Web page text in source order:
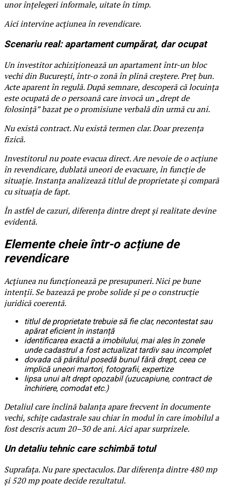
unor înțelegeri informale, uitate în timp.
Aici intervine acțiunea în revendicare.
Scenariu real: apartament cumpărat, dar ocupat
Un investitor achiziționează un apartament într-un bloc
vechi din București, într-o zonă în plină creștere. Preț bun.
Acte aparent în regulă. După semnare, descoperă că locuința
este ocupată de o persoană care invocă un „drept de
folosință” bazat pe o promisiune verbală din urmă cu ani.
Nu există contract. Nu există termen clar. Doar prezența
fizică.
Investitorul nu poate evacua direct. Are nevoie de o acțiune
în revendicare, dublată uneori de evacuare, în funcție de
situație. Instanța analizează titlul de proprietate și compară
cu situația de fapt.
În astfel de cazuri, diferența dintre drept și realitate devine
evidentă.
Elemente cheie într-o acțiune de
revendicare
Acțiunea nu funcționează pe presupuneri. Nici pe bune
intenții. Se bazează pe probe solide și pe o construcție
juridică coerentă.
titlul de proprietate trebuie să fie clar, necontestat sau
apărat eficient în instanță
identificarea exactă a imobilului, mai ales în zonele
unde cadastrul a fost actualizat tardiv sau incomplet
dovada că pârâtul posedă bunul fără drept, ceea ce
implică uneori martori, fotografii, expertize
lipsa unui alt drept opozabil (uzucapiune, contract de
închiriere, comodat etc.)
Detaliul care înclină balanța apare frecvent în documente
vechi, schițe cadastrale sau chiar în modul în care imobilul a
fost descris acum 20–30 de ani. Aici apar surprizele.
Un detaliu tehnic care schimbă totul
Suprafața. Nu pare spectaculos. Dar diferența dintre 480 mp
și 520 mp poate decide rezultatul.